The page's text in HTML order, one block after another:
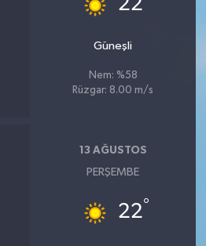
Güneşli
Nem: %58
Rüzgar: 8.00 m/s
13 AĞUSTOS
PERŞEMBE
22°